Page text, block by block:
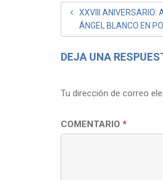
NAVEGACIÓN
DE
ENTRADAS
XXVIII ANIVERSARIO:
ÁNGEL BLANCO EN
DEJA UNA
Tu dirección de correo
COMENTARIO *